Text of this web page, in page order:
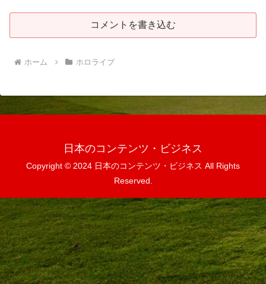
コメントを書き込む
ホーム ホロライブ
日本のコンテンツ・ビジネス
Copyright © 2024 日本のコンテンツ・ビジネス All Rights
Reserved.